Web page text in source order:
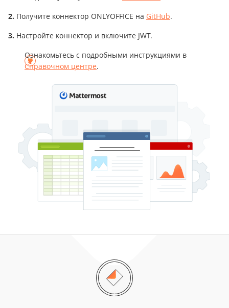
Получите коннектор ONLYOFFICE на GitHub.
Настройте коннектор и включите JWT.
Ознакомьтесь с подробными инструкциями в
Справочном центре.